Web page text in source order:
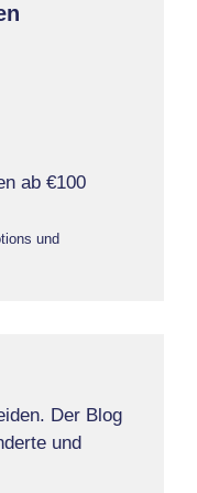
ab €100
und
Der Blog
und